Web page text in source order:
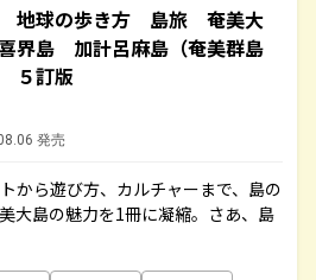
地球の歩き方 島旅 奄美大
界島 加計呂麻島（奄美群島
５訂版
発売
から遊び方、カルチャーまで、島の
大島の魅力を1冊に凝縮。さあ、島